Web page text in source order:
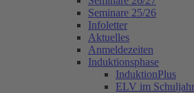
Seminare 25/26
Infoletter
Aktuelles
Anmeldezeiten
Induktionsphase
InduktionPlus
ELV im Schuljahr